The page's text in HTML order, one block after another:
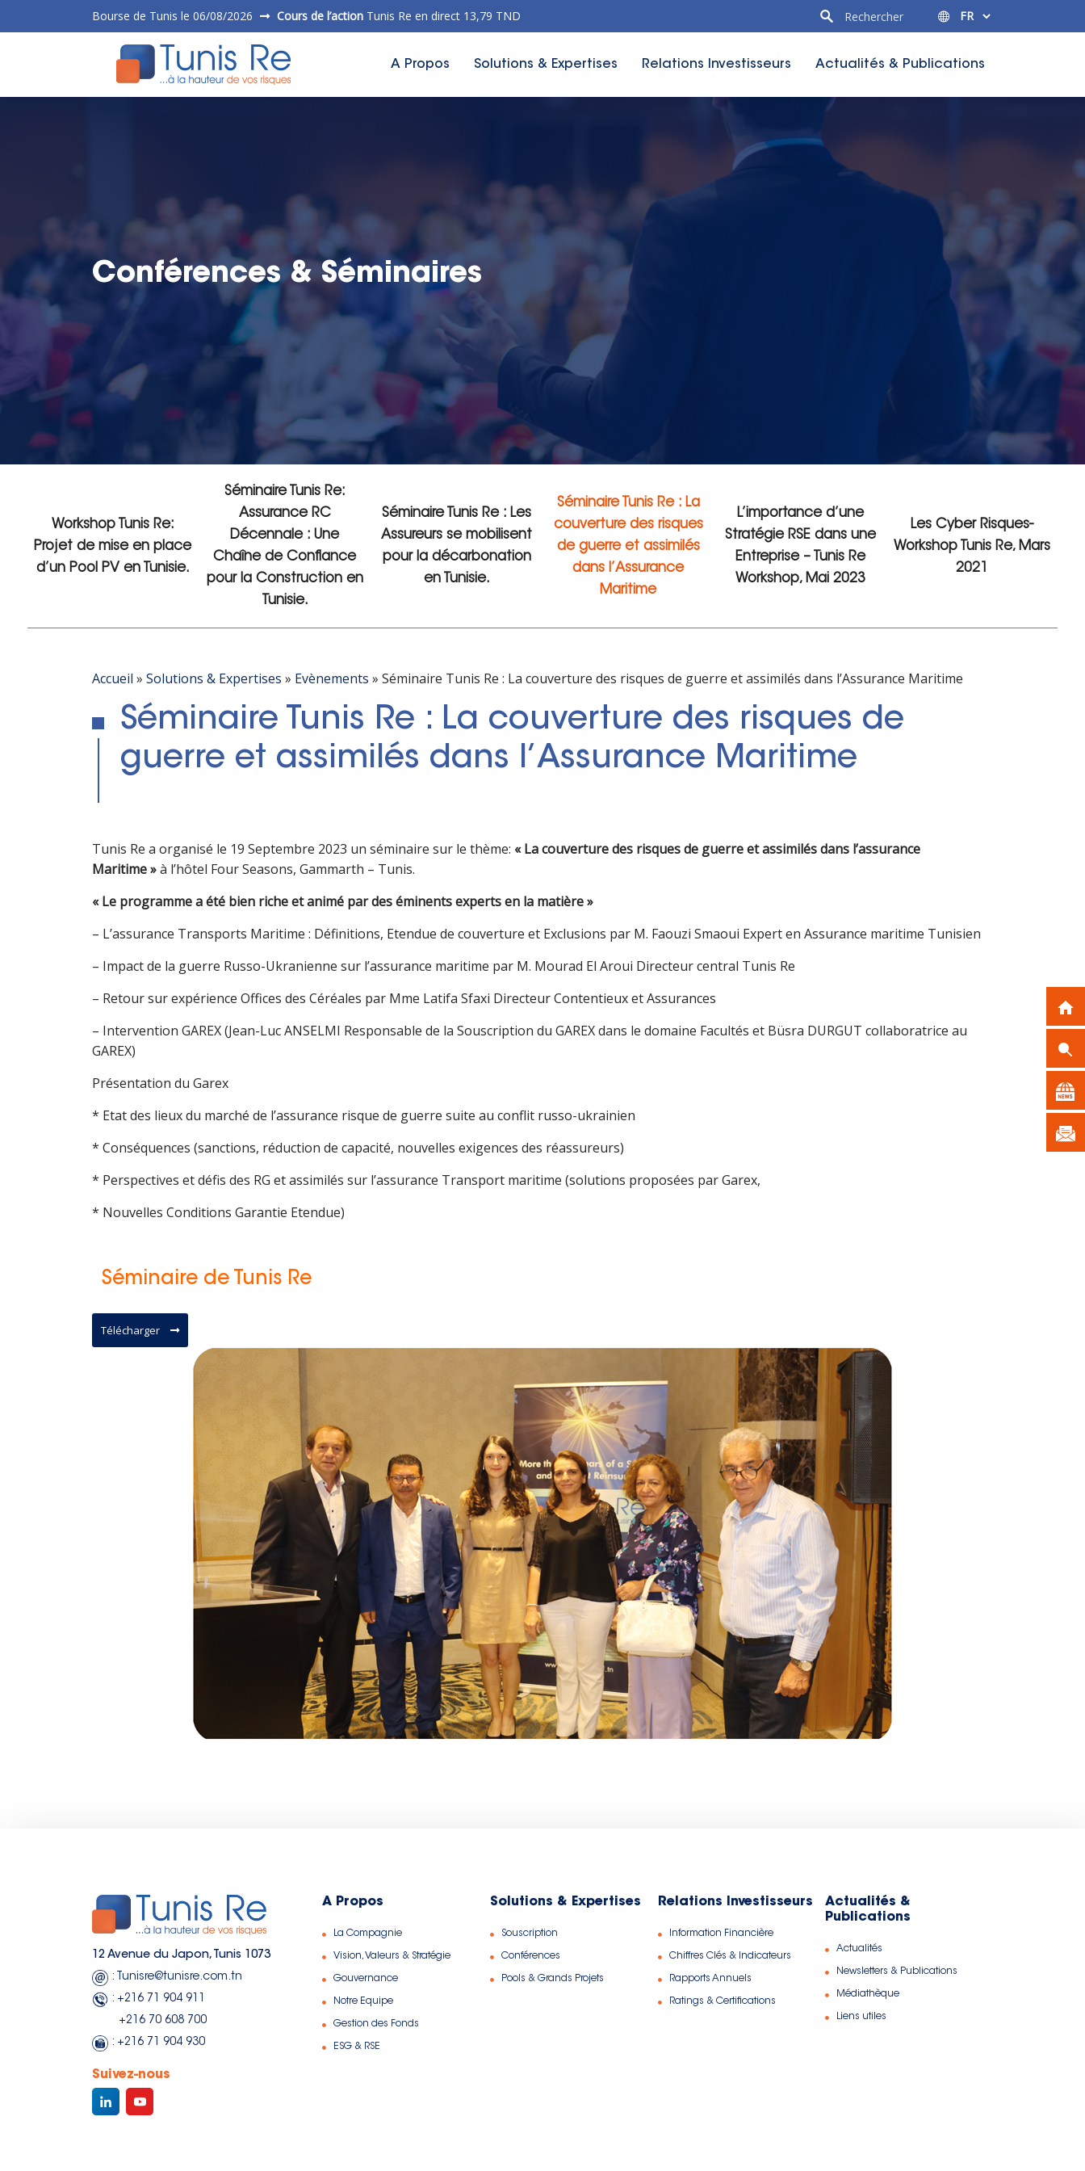
Bourse de Tunis le 06/08/2026 Cours de l’action Tunis Re en direct 13,79 TND
A Propos Solutions & Expertises Relations Investisseurs Actualités & Publications
Conférences & Séminaires
Workshop Tunis Re:
Projet de mise en place
d’un Pool PV en Tunisie.
Séminaire Tunis Re:
Assurance RC
Décennale : Une
Chaîne de Confiance
pour la Construction en
Tunisie.
Séminaire Tunis Re : Les
Assureurs se mobilisent
pour la décarbonation
en Tunisie.
Séminaire Tunis Re : La
couverture des risques
de guerre et assimilés
dans l’Assurance
Maritime
L’importance d’une
Stratégie RSE dans une
Entreprise – Tunis Re
Workshop, Mai 2023
Les Cyber Risques-
Workshop Tunis Re, Mars
2021
Accueil » Solutions & Expertises » Evènements » Séminaire Tunis Re : La couverture des risques de guerre et assimilés dans l’Assurance Maritime
Séminaire Tunis Re : La couverture des risques de
guerre et assimilés dans l’Assurance Maritime
Tunis Re a organisé le 19 Septembre 2023 un séminaire sur le thème: « La couverture des risques de guerre et assimilés dans l’assurance
Maritime »à l’hôtel Four Seasons, Gammarth – Tunis.
« Le programme a été bien riche et animé par des éminents experts en la matière »
– L’assurance Transports Maritime : Définitions, Etendue de couverture et Exclusions par M. Faouzi Smaoui Expert en Assurance maritime Tunisien
– Impact de la guerre Russo-Ukranienne sur l’assurance maritime par M. Mourad El Aroui Directeur central Tunis Re
– Retour sur expérience Offices des Céréales par Mme Latifa Sfaxi Directeur Contentieux et Assurances
– Intervention GAREX (Jean-Luc ANSELMI Responsable de la Souscription du GAREX dans le domaine Facultés et Büsra DURGUT collaboratrice au
GAREX)
Présentation du Garex
* Etat des lieux du marché de l’assurance risque de guerre suite au conflit russo-ukrainien
* Conséquences (sanctions, réduction de capacité, nouvelles exigences des réassureurs)
* Perspectives et défis des RG et assimilés sur l’assurance Transport maritime (solutions proposées par Garex,
* Nouvelles Conditions Garantie Etendue)
Séminaire de Tunis Re
Télécharger
12 Avenue du Japon, Tunis 1073
: Tunisre@tunisre.com.tn
: +216 71 904 911
+216 70 608 700
: +216 71 904 930
Suivez-nous
A Propos
La Compagnie
Vision, Valeurs & Stratégie
Gouvernance
Notre Equipe
Gestion des Fonds
ESG & RSE
Solutions & Expertises
Souscription
Conférences
Pools & Grands Projets
Relations Investisseurs
Information Financière
Chiffres Clés & Indicateurs
Rapports Annuels
Ratings & Certifications
Actualités &
Publications
Actualités
Newsletters & Publications
Médiathèque
Liens utiles